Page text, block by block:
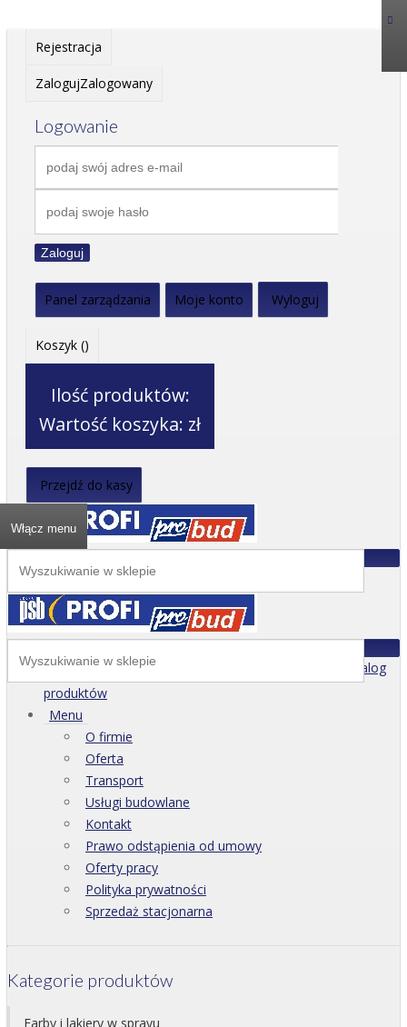
Rejestracja
ZalogujZalogowany
Logowanie
Zaloguj
Panel zarządzania Moje konto Wyloguj
Koszyk ()
Ilość produktów:
Wartość koszyka: zł
Przejdź do kasy
Włącz menu
Katalog
produktów
Menu
O firmie
Oferta
Transport
Usługi budowlane
Kontakt
Prawo odstąpienia od umowy
Oferty pracy
Polityka prywatności
Sprzedaż stacjonarna
Kategorie produktów
Farby i lakiery w sprayu